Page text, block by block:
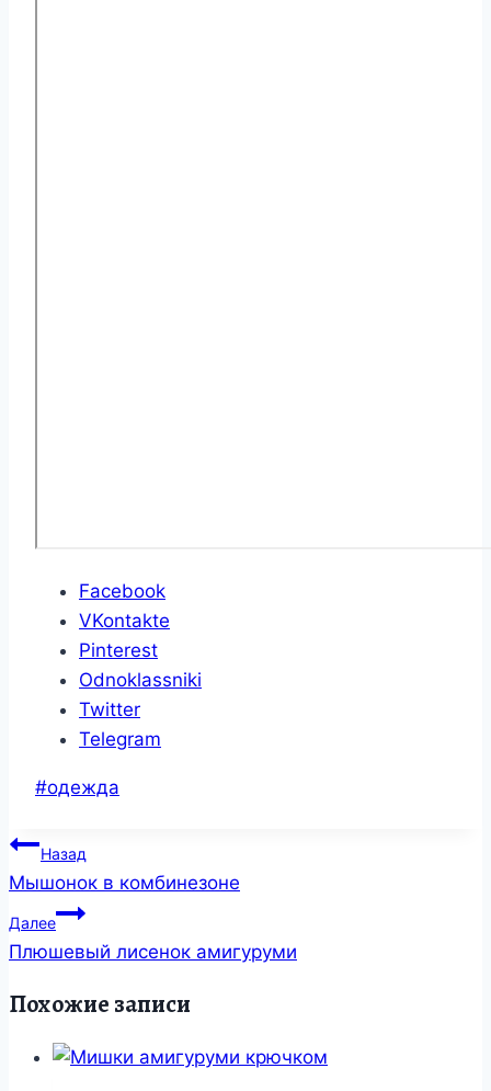
Facebook
VKontakte
Pinterest
Odnoklassniki
Twitter
Telegram
Метки
#одежда
Навигация
по
записям
Назад
Мышонок в комбинезоне
Далее
Плюшевый лисенок амигуруми
Похожие записи